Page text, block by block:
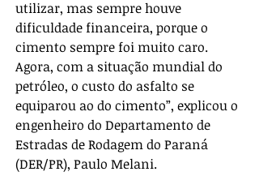
utilizar, mas sempre houve
dificuldade financeira, porque o
cimento sempre foi muito caro.
Agora, com a situação mundial do
petróleo, o custo do asfalto se
equiparou ao do cimento”, explicou o
engenheiro do Departamento de
Estradas de Rodagem do Paraná
(DER/PR), Paulo Melani.